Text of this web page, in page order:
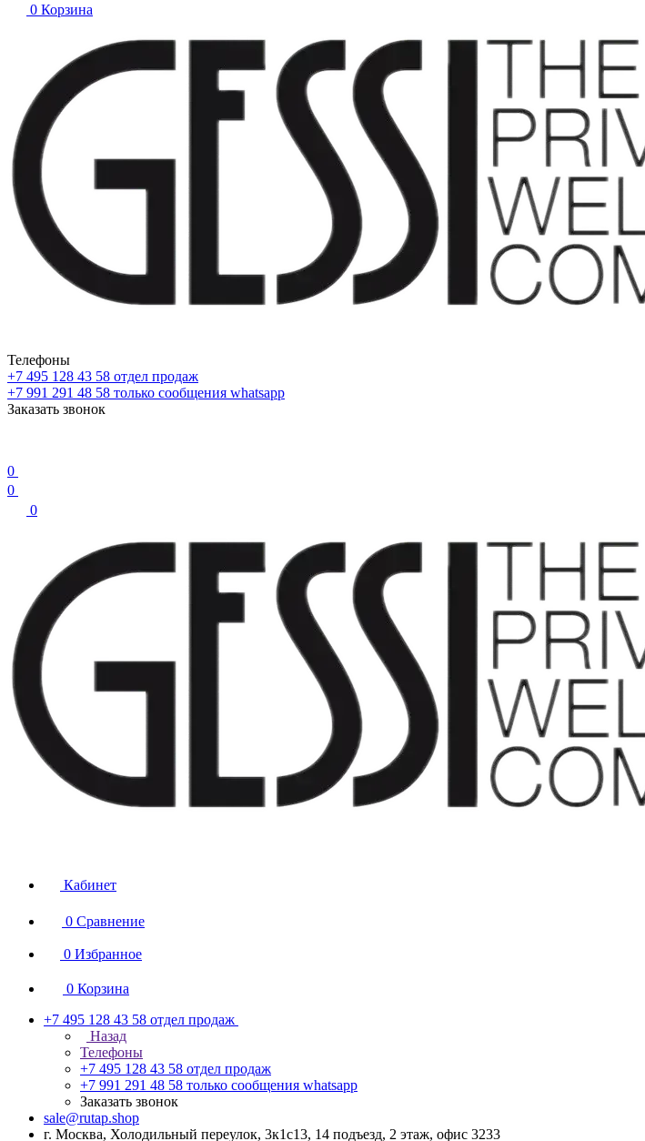
0 Корзина
Телефоны
+7 495 128 43 58 отдел продаж
+7 991 291 48 58 только сообщения whatsapp
Заказать звонок
0
0
0
Кабинет
0 Сравнение
0 Избранное
0 Корзина
+7 495 128 43 58 отдел продаж
Назад
Телефоны
+7 495 128 43 58 отдел продаж
+7 991 291 48 58 только сообщения whatsapp
Заказать звонок
sale@rutap.shop
г. Москва, Холодильный переулок, 3к1с13, 14 подъезд, 2 этаж, офис 3233